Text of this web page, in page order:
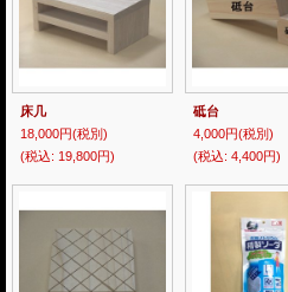
床几
18,000円(税別)
(税込: 19,800円)
砥台
4,000円(税別)
(税込: 4,400円)